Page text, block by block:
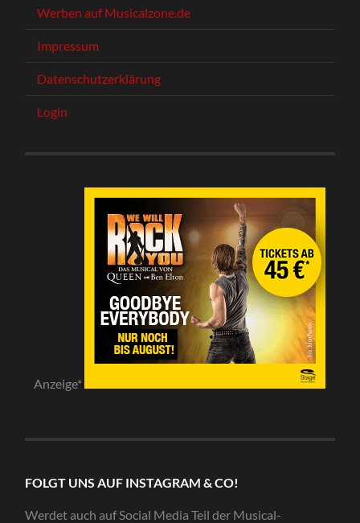
Werben auf Musicalzone.de
Impressum
Datenschutzerklärung
Login
Anzeige*
FOLGT UNS AUF INSTAGRAM & CO!
Werdet auch auf Social Media Teil der Musical-